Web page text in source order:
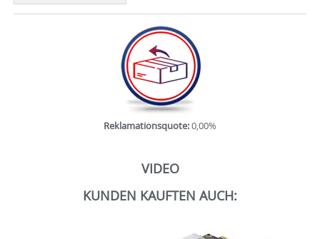
Reklamationsquote:0,00%
VIDEO
KUNDEN KAUFTEN AUCH: